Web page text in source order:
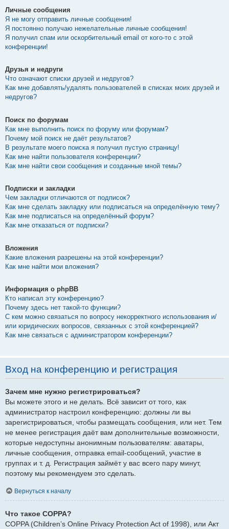
Личные сообщения
Я не могу отправить личные сообщения!
Я постоянно получаю нежелательные личные сообщения!
Я получил спам или оскорбительный email от кого-то с этой
конференции!
Друзья и недруги
Что означают списки друзей и недругов?
Как мне добавлять/удалять пользователей в списках моих друзей и
недругов?
Поиск по форумам
Как мне выполнить поиск по форуму или форумам?
Почему мой поиск не даёт результатов?
В результате моего поиска я получил пустую страницу!
Как мне найти пользователя конференции?
Как мне найти свои сообщения и созданные мной темы?
Подписки и закладки
Чем закладки отличаются от подписок?
Как мне сделать закладку или подписаться на определённую тему?
Как мне подписаться на определённый форум?
Как мне отказаться от подписки?
Вложения
Какие вложения разрешены на этой конференции?
Как мне найти мои вложения?
Информация о phpBB
Кто написал эту конференцию?
Почему здесь нет такой-то функции?
С кем можно связаться по вопросу некорректного использования и/
или юридических вопросов, связанных с этой конференцией?
Как мне связаться с администратором конференции?
Вход на конференцию и регистрация
Зачем мне нужно регистрироваться?
Вы можете этого и не делать. Всё зависит от того, как
администратор настроил конференцию: должны ли вы
зарегистрироваться, чтобы размещать сообщения, или нет. Тем
не менее регистрация даёт вам дополнительные возможности,
которые недоступны анонимным пользователям: аватары,
личные сообщения, отправка email-сообщений, участие в
группах и т. д. Регистрация займёт у вас всего пару минут,
поэтому мы рекомендуем это сделать.
Вернуться к началу
Что такое COPPA?
COPPA (Children’s Online Privacy Protection Act of 1998), или Акт